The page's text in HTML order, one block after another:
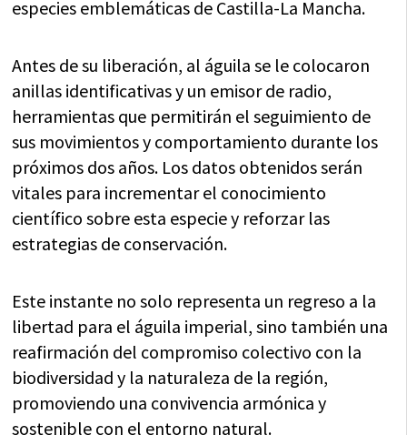
especies emblemáticas de Castilla-La Mancha.
Antes de su liberación, al águila se le colocaron
anillas identificativas y un emisor de radio,
herramientas que permitirán el seguimiento de
sus movimientos y comportamiento durante los
próximos dos años. Los datos obtenidos serán
vitales para incrementar el conocimiento
científico sobre esta especie y reforzar las
estrategias de conservación.
Este instante no solo representa un regreso a la
libertad para el águila imperial, sino también una
reafirmación del compromiso colectivo con la
biodiversidad y la naturaleza de la región,
promoviendo una convivencia armónica y
sostenible con el entorno natural.